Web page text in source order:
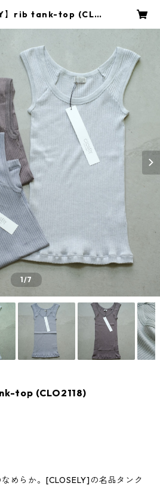
】rib tank-top (CLO
1/7
top (CLO2118)
めらか。[CLOSELY]の名品タンク